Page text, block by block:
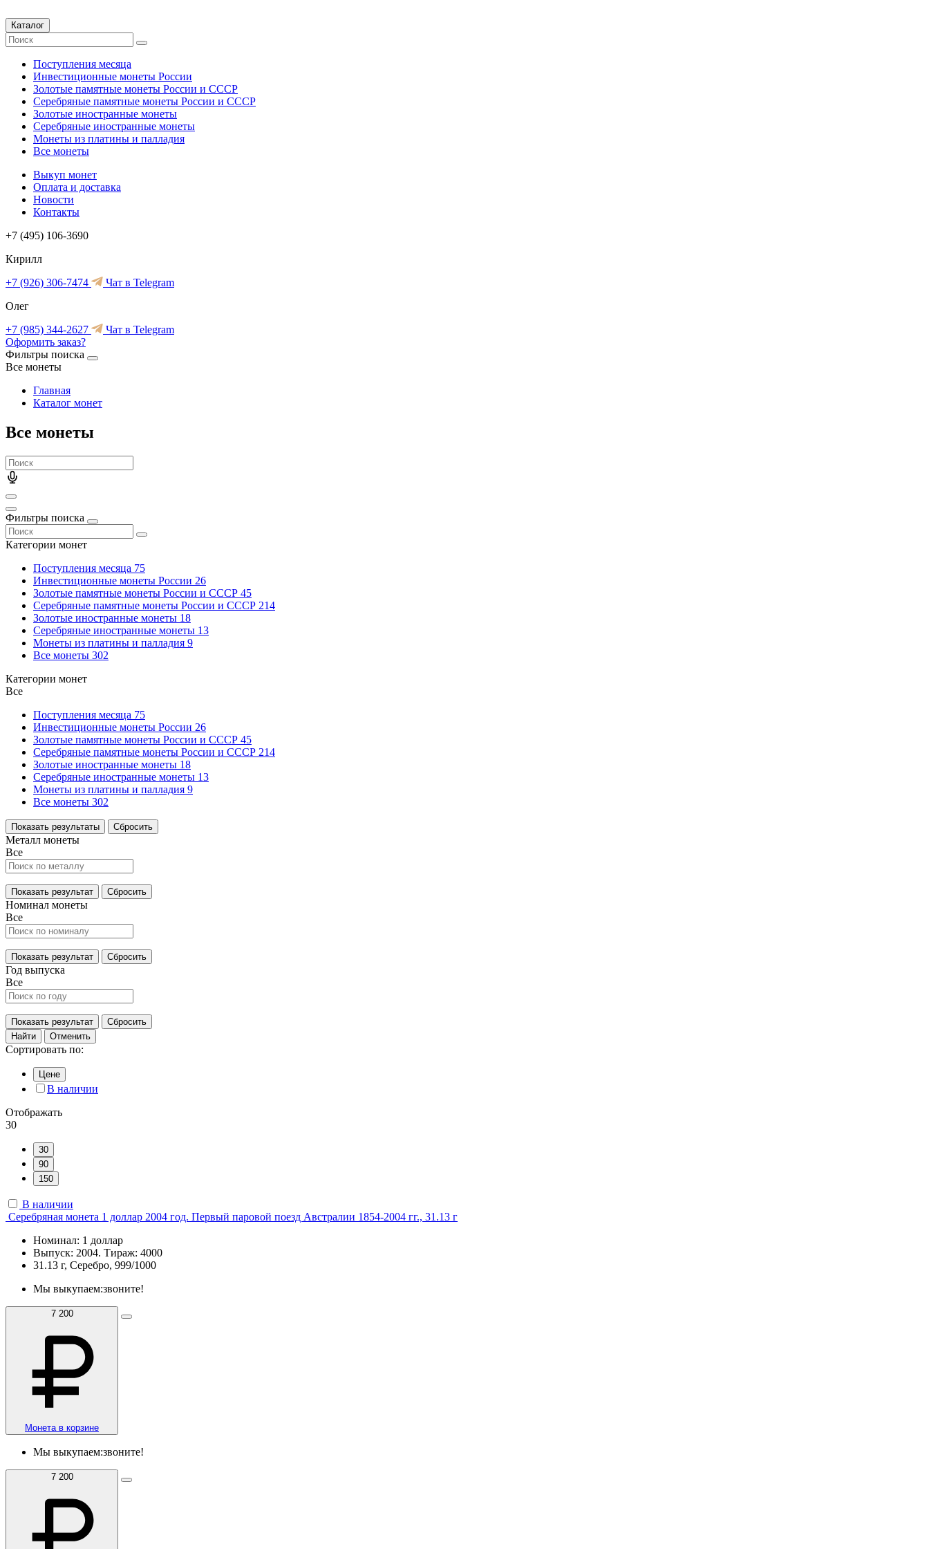
Каталог
Поступления месяца
Инвестиционные монеты России
Золотые памятные монеты России и СССР
Серебряные памятные монеты России и СССР
Золотые иностранные монеты
Серебряные иностранные монеты
Монеты из платины и палладия
Все монеты
Выкуп монет
Оплата и доставка
Новости
Контакты
+7 (495) 106-3690
Кирилл
+7 (926) 306-7474
Чат в Telegram
Олег
+7 (985) 344-2627
Чат в Telegram
Оформить заказ?
Фильтры поиска
Все монеты
Главная
Каталог монет
Все монеты
Фильтры поиска
Категории монет
Поступления месяца 75
Инвестиционные монеты России 26
Золотые памятные монеты России и СССР 45
Серебряные памятные монеты России и СССР 214
Золотые иностранные монеты 18
Серебряные иностранные монеты 13
Монеты из платины и палладия 9
Все монеты 302
Категории монет
Все
Поступления месяца 75
Инвестиционные монеты России 26
Золотые памятные монеты России и СССР 45
Серебряные памятные монеты России и СССР 214
Золотые иностранные монеты 18
Серебряные иностранные монеты 13
Монеты из платины и палладия 9
Все монеты 302
Показать результаты Сбросить
Металл монеты
Все
Показать результат Сбросить
Номинал монеты
Все
Показать результат Сбросить
Год выпуска
Все
Показать результат
Сбросить
Найти
Отменить
Сортировать по:
Цене
В наличии
Отображать
30
30
90
150
В наличии
Серебряная монета 1 доллар 2004 год. Первый паровой поезд Австралии 1854-2004 гг., 31.13 г
Номинал: 1 доллар
Выпуск: 2004. Тираж: 4000
31.13 г, Серебро, 999/1000
Мы выкупаем:звоните!
7 200
Монета в корзине
Мы выкупаем:звоните!
7 200